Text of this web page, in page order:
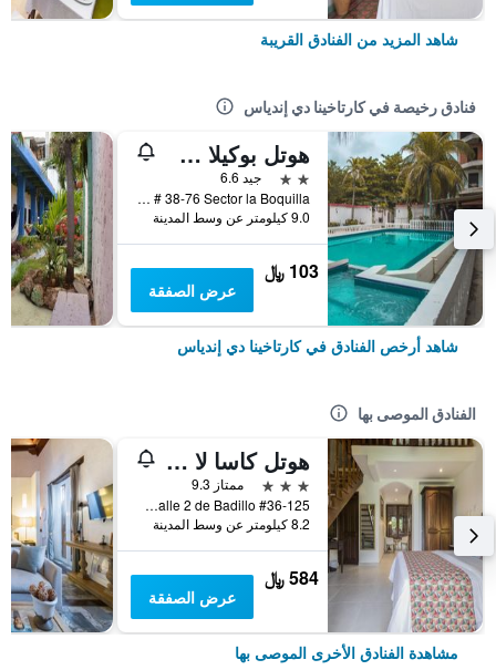
شاهد المزيد من الفنادق القريبة
فنادق رخيصة في كارتاخينا دي إندياس
هوتل بوكيلا سويتس
2 نجمتين
جيد 6.6
Cra 9 # 38-76 Sector la Boquilla, كارتاخينا دي إندياس, كولومبيا
9.0 كيلومتر عن وسط المدينة
103 ﷼
عرض الصفقة
شاهد أرخص الفنادق في كارتاخينا دي إندياس
الفنادق الموصى بها
هوتل كاسا لا في باي بيسبوك كولومبيا
3 نجوم
ممتاز 9.3
Calle 2 de Badillo #36-125, كارتاخينا دي إندياس, كولومبيا
8.2 كيلومتر عن وسط المدينة
584 ﷼
عرض الصفقة
مشاهدة الفنادق الأخرى الموصى بها